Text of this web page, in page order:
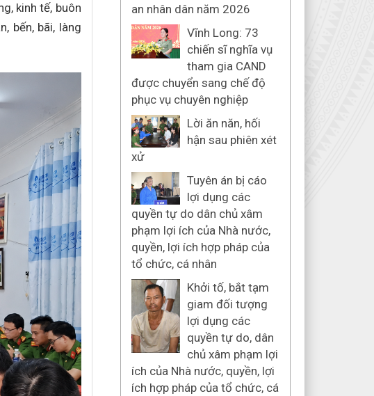
kinh tế, buôn
bến, bãi, làng
an nhân dân năm 2026
Vĩnh Long: 73
chiến sĩ nghĩa vụ
tham gia CAND
được chuyển sang chế độ
phục vụ chuyên nghiệp
Lời ăn năn, hối
hận sau phiên xét
xử
Tuyên án bị cáo
lợi dụng các
quyền tự do dân chủ xâm
phạm lợi ích của Nhà nước,
quyền, lợi ích hợp pháp của
tổ chức, cá nhân
Khởi tố, bắt tạm
giam đối tượng
lợi dụng các
quyền tự do, dân
chủ xâm phạm lợi
ích của Nhà nước, quyền, lợi
ích hợp pháp của tổ chức, cá